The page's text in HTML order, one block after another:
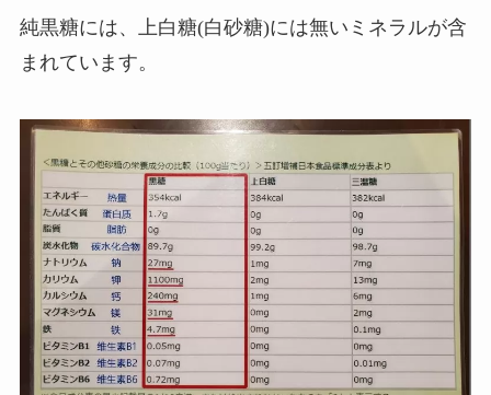
純黒糖には、上白糖(白砂糖)には無いミネラルが含
まれています。